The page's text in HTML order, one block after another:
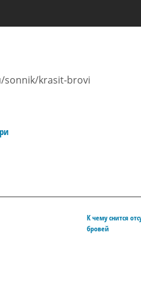
krasit-brovi
К чему снится
бровей